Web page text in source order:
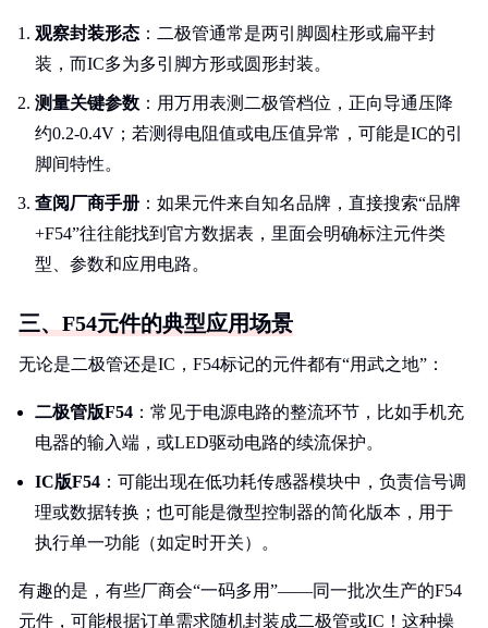
观察封装形态 ：二极管通常是两引脚圆柱形或扁平封
装，而IC多为多引脚方形或圆形封装。
测量关键参数 ：用万用表测二极管档位，正向导通压降
约0.2-0.4V；若测得电阻值或电压值异常，可能是IC的引
脚间特性。
查阅厂商手册 ：如果元件来自知名品牌，直接搜索“品牌
+F54”往往能找到官方数据表，里面会明确标注元件类
型、参数和应用电路。
三、F54元件的典型应用场景
无论是二极管还是IC，F54标记的元件都有“用武之地”：
二极管版F54 ：常见于电源电路的整流环节，比如手机充
电器的输入端，或LED驱动电路的续流保护。
IC版F54 ：可能出现在低功耗传感器模块中，负责信号调
理或数据转换；也可能是微型控制器的简化版本，用于
执行单一功能（如定时开关）。
有趣的是，有些厂商会“一码多用”——同一批次生产的F54
元件，可能根据订单需求随机封装成二极管或IC！这种操